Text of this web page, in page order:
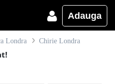
Adauga
Londra Chirie Londra